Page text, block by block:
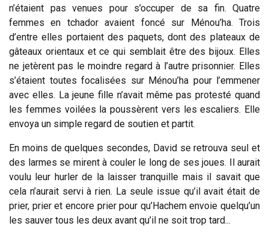
n’étaient pas venues pour s’occuper de sa fin. Quatre
femmes en tchador avaient foncé sur Ménou’ha. Trois
d’entre elles portaient des paquets, dont des plateaux de
gâteaux orientaux et ce qui semblait être des bijoux. Elles
ne jetèrent pas le moindre regard à l’autre prisonnier. Elles
s’étaient toutes focalisées sur Ménou’ha pour l’emmener
avec elles. La jeune fille n’avait même pas protesté quand
les femmes voilées la poussèrent vers les escaliers. Elle
envoya un simple regard de soutien et partit.
En moins de quelques secondes, David se retrouva seul et
des larmes se mirent à couler le long de ses joues. Il aurait
voulu leur hurler de la laisser tranquille mais il savait que
cela n’aurait servi à rien. La seule issue qu’il avait était de
prier, prier et encore prier pour qu’Hachem envoie quelqu’un
les sauver tous les deux avant qu’il ne soit trop tard...